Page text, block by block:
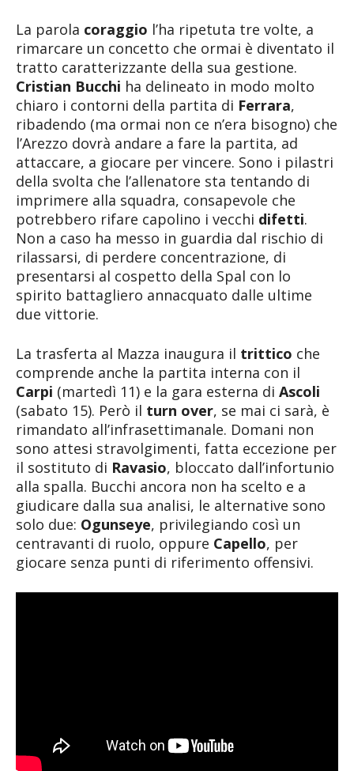
La parola coraggio l’ha ripetuta tre volte, a
rimarcare un concetto che ormai è diventato il
tratto caratterizzante della sua gestione.
Cristian Bucchi ha delineato in modo molto
chiaro i contorni della partita di Ferrara,
ribadendo (ma ormai non ce n’era bisogno) che
l’Arezzo dovrà andare a fare la partita, ad
attaccare, a giocare per vincere. Sono i pilastri
della svolta che l’allenatore sta tentando di
imprimere alla squadra, consapevole che
potrebbero rifare capolino i vecchi difetti.
Non a caso ha messo in guardia dal rischio di
rilassarsi, di perdere concentrazione, di
presentarsi al cospetto della Spal con lo
spirito battagliero annacquato dalle ultime
due vittorie.
La trasferta al Mazza inaugura il trittico che
comprende anche la partita interna con il
Carpi (martedì 11) e la gara esterna di Ascoli
(sabato 15). Però il turn over, se mai ci sarà, è
rimandato all’infrasettimanale. Domani non
sono attesi stravolgimenti, fatta eccezione per
il sostituto di Ravasio, bloccato dall’infortunio
alla spalla. Bucchi ancora non ha scelto e a
giudicare dalla sua analisi, le alternative sono
solo due: Ogunseye, privilegiando così un
centravanti di ruolo, oppure Capello, per
giocare senza punti di riferimento offensivi.